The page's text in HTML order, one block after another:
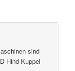
sind
Hind Kuppel